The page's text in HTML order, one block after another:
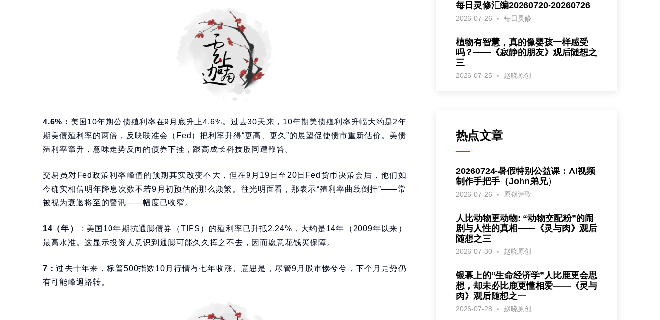
4.6%： 美国10年期公债殖利率在9月底升上4.6%。过去30天来，10年期美债殖利率升幅大约是2年
期美债殖利率的两倍，反映联准会（Fed）把利率升得“更高、更久”的展望促使债市重新估价。美债
殖利率窜升，意味走势反向的债券下挫，跟高成长科技股同遭鞭笞。
交易员对Fed政策利率峰值的预期其实改变不大，但在9月19日至20日Fed货币决策会后，他们如
今确实相信明年降息次数不若9月初预估的那么频繁。往光明面看，那表示“殖利率曲线倒挂”——常
被视为衰退将至的警讯——幅度已收窄。
14（年）： 美国10年期抗通膨债券（TIPS）的殖利率已升抵2.24%，大约是14年（2009年以来）
最高水准。这显示投资人意识到通膨可能久久挥之不去，因而愿意花钱买保障。
7：过去十年来，标普500指数10月行情有七年收涨。意思是，尽管9月股市惨兮兮，下个月走势仍
有可能峰迴路转。
每日灵修汇编20260720-20260726
2026-07-26 每日灵修
植物有智慧，真的像婴孩一样感受
吗？——《寂静的朋友》观后随想之
三
2026-07-25 赵晓原创
热点文章
20260724-暑假特别公益课：AI视频
制作手把手（John弟兄）
2026-07-26 原创诗歌
人比动物更动物: “动物交配粉”的闹
剧与人性的真相——《灵与肉》观后
随想之三
2026-07-30 赵晓原创
银幕上的“生命经济学”人比鹿更会思
想，却未必比鹿更懂相爱——《灵与
肉》观后随想之一
2026-07-28 赵晓原创